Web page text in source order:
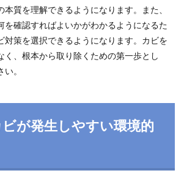
質を理解できるようになります。また、
を確認すればよいかがわかるようになるた
対策を選択できるようになります。カビを
く、根本から取り除くための第一歩とし
。
が発生しやすい環境的